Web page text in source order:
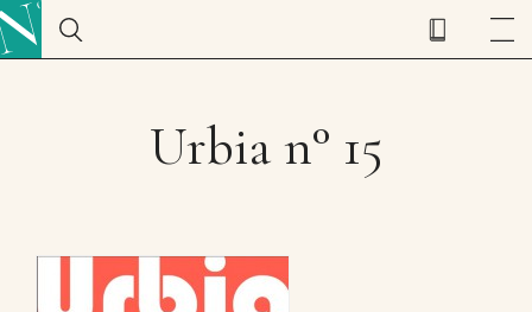
Urbia n° 15